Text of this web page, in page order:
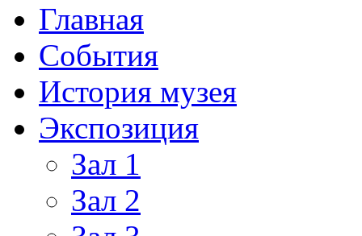
Главная
События
История музея
Экспозиция
Зал 1
Зал 2